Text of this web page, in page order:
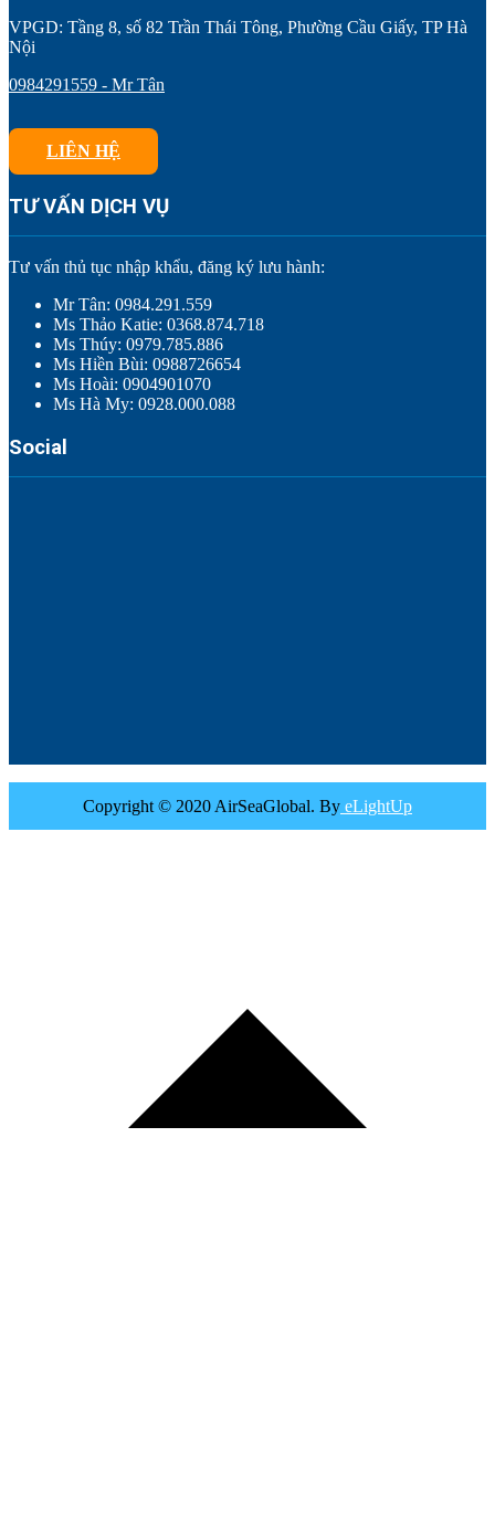
VPGD: Tầng 8, số 82 Trần Thái Tông, Phường Cầu Giấy, TP Hà
Nội
0984291559 - Mr Tân
LIÊN HỆ
TƯ VẤN DỊCH VỤ
Tư vấn thủ tục nhập khẩu, đăng ký lưu hành:
Mr Tân: 0984.291.559
Ms Thảo Katie: 0368.874.718
Ms Thúy: 0979.785.886
Ms Hiền Bùi: 0988726654
Ms Hoài: 0904901070
Ms Hà My: 0928.000.088
Social
Copyright © 2020 AirSeaGlobal. By eLightUp